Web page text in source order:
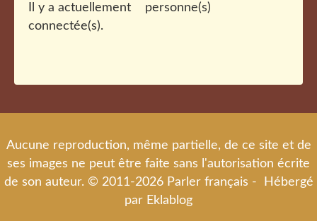
Il y a actuellement
personne(s)
connectée(s).
Aucune reproduction, même partielle, de ce site et de
ses images ne peut être faite sans l'autorisation écrite
de son auteur. © 2011-2026 Parler français - Hébergé
par Eklablog